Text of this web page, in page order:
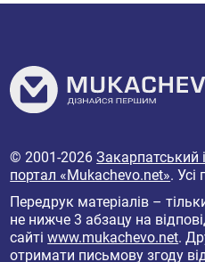
© 2001-2026Закарпатський
портал «Mukachevo.net». Усі
Передрук матеріалів –
не нижче 3 абзацу на
сайтіwww.mukachevo.net.
отримати письмову згоду